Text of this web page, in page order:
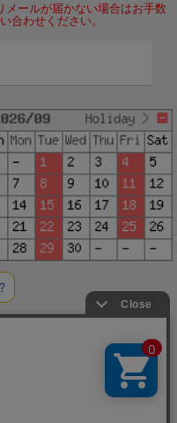
ールが届かない場合はお手数
合わせください。
ル1,4F